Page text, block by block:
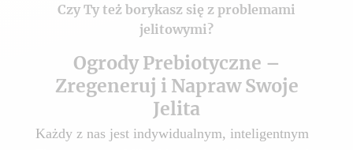
Czy Ty też borykasz się z problemami
jelitowymi?
Ogrody Prebiotyczne –
Zregeneruj i Napraw Swoje
Jelita
Każdy z nas jest indywidualnym, inteligentnym